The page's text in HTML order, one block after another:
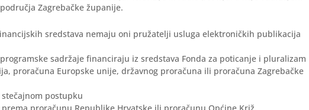
Zagrebačke županije.
sredstava nemaju oni pružatelji usluga elektroničkih publikacija
sadržaje financiraju iz sredstava Fonda za poticanje i pluralizam
proračuna Europske unije, državnog proračuna ili proračuna Zagrebačke
postupku